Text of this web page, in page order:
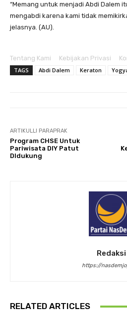
“Memang untuk menjadi Abdi Dalem
mengabdi karena kami tidak
jelasnya. (AU).
Tentang Kami Kebijakan Privasi
TAGS
Abdi Dalem Keraton
ARTIKULLI PARAPRAK
Program CHSE Untuk
Pariwisata DIY Patut
DIdukung
Redaksi
https://
RELATED ARTICLES